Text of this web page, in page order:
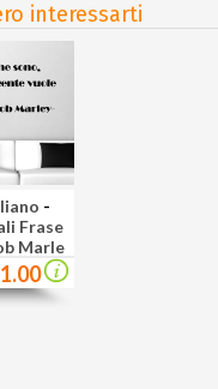
interessarti
-
Frase
Marle